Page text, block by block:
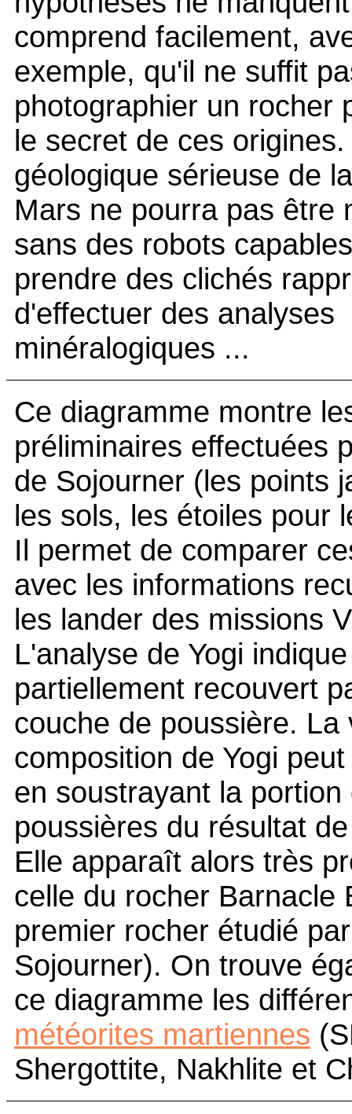
comprend facilement,
exemple, qu'il ne suffit
photographier un rocher
le secret de ces
géologique sérieuse de
Mars ne pourra pas être
sans des robots
prendre des clichés
d'effectuer des analyses
minéralogiques ...
Ce diagramme montre
préliminaires effectuées
de Sojourner (les points
les sols, les étoiles pour
Il permet de comparer
avec les informations
les lander des missions
L'analyse de Yogi
partiellement recouvert
couche de poussière. La
composition de Yogi
en soustrayant la portion
poussières du résultat
Elle apparaît alors très
celle du rocher Barnacle
premier rocher étudié par
Sojourner). On trouve
ce diagramme les
météorites martiennes
Shergottite, Nakhlite et